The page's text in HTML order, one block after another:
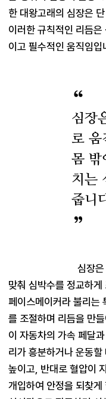
한 대왕고래의 심장은
이러한 규칙적인 리듬
이고 필수적인 움직임입
심장
로 움
몸 밖
치는
줍니
심장
맞춰 심박수를 정교하
페이스메이커라 불리는
를 조절하며 리듬을 만
이 자동차의 가속 페달
리가 흥분하거나 운동
높이고, 반대로 혈압이
개입하여 안정을 되찾